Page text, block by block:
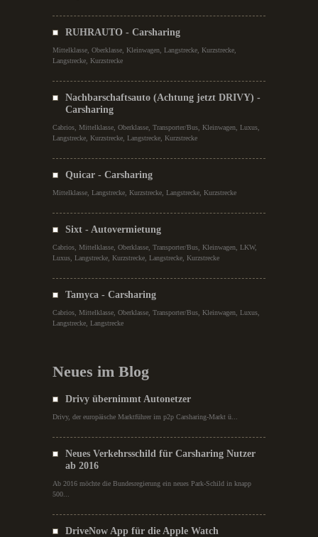
RUHRAUTO - Carsharing
Mittelklasse, Oberklasse, Kleinwagen, Langstrecke, Kurzstrecke,
Langstrecke, Kurzstrecke
Nachbarschaftsauto (Achtung jetzt DRIVY) -
Carsharing
Cabrios, Mittelklasse, Oberklasse, Transporter/Bus, Kleinwagen, Luxus,
Langstrecke, Kurzstrecke, Langstrecke, Kurzstrecke
Quicar - Carsharing
Mittelklasse, Langstrecke, Kurzstrecke, Langstrecke, Kurzstrecke
Sixt - Autovermietung
Cabrios, Mittelklasse, Oberklasse, Transporter/Bus, Kleinwagen, LKW,
Luxus, Langstrecke, Kurzstrecke, Langstrecke, Kurzstrecke
Tamyca - Carsharing
Cabrios, Mittelklasse, Oberklasse, Transporter/Bus, Kleinwagen, Luxus,
Langstrecke, Langstrecke
Neues im Blog
Drivy übernimmt Autonetzer
Drivy, der europäische Marktführer im p2p Carsharing-Markt ü...
Neues Verkehrsschild für Carsharing Nutzer
ab 2016
Ab 2016 möchte die Bundesregierung ein neues Park-Schild in knapp
500...
DriveNow App für die Apple Watch